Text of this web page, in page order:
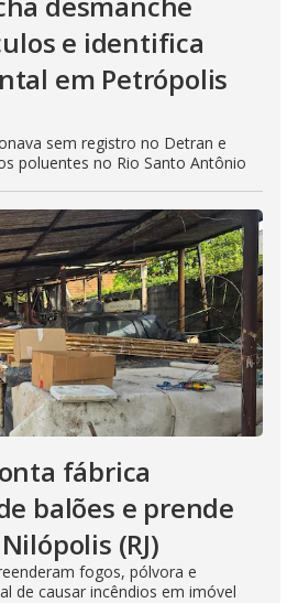
e identifica
em Petrópolis
sem registro no Detran e
poluentes no Rio Santo Antônio
fábrica
balões e prende
(RJ)
fogos, pólvora e
de causar incêndios em imóvel